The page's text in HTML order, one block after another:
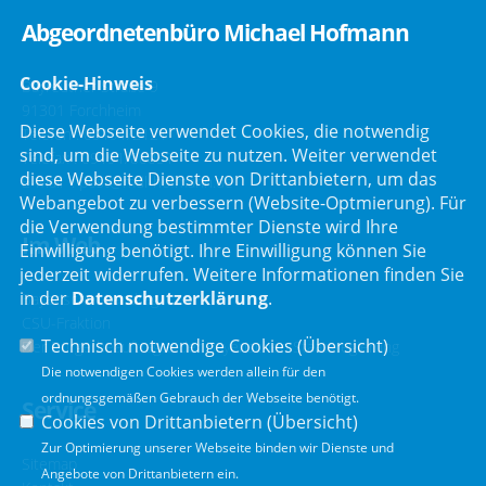
Abgeordnetenbüro Michael Hofmann
Bayreuther Straße 9
Telefon :09191/2121
Telefax : 09191/80051
E-Mail :post@mdl-hofmann.de
Im Web
Bayerischer Landtag
Der Bürgerbeauftragte der Bayerischen Staatsregierung
Service
Sitemap
Cookie-Hinweis
Diese Webseite verwendet Cookies, die notwendig
sind, um die Webseite zu nutzen. Weiter verwendet
diese Webseite Dienste von Drittanbietern, um das
Webangebot zu verbessern (Website-Optmierung). Für
die Verwendung bestimmter Dienste wird Ihre
Einwilligung benötigt. Ihre Einwilligung können Sie
jederzeit widerrufen. Weitere Informationen finden Sie
in der Datenschutzerklärung.
Technisch notwendige Cookies (Übersicht)
Die notwendigen Cookies werden allein für den
ordnungsgemäßen Gebrauch der Webseite benötigt.
Cookies von Drittanbietern (Übersicht)
Zur Optimierung unserer Webseite binden wir Dienste und
Angebote von Drittanbietern ein.